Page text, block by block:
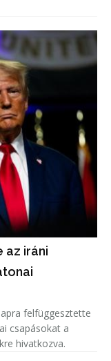
iráni
felfüggesztette
csapásokat a
hivatkozva.